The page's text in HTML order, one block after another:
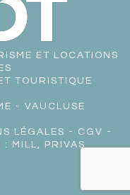
ET LOCATIONS
TOURISTIQUE
- VAUCLUSE
LÉGALES - CGV -
: MILL, PRIVAS